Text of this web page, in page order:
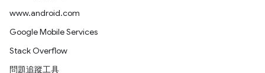
www.android.com
Google Mobile Services
Stack Overflow
問題追蹤工具